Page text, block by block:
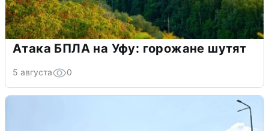
Атака БПЛА на Уфу: горожане шутят
5 августа 0